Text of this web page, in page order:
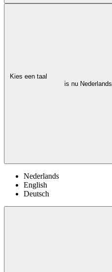
Kies een taal
is nu Nederlands
Nederlands
English
Deutsch